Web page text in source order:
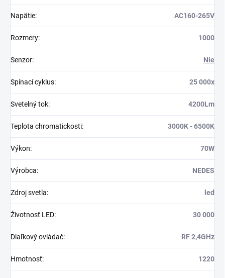
Napätie: AC160-265V
Rozmery: 1000
Senzor: Nie
Spínací cyklus: 25 000x
Svetelný tok: 4200Lm
Teplota chromatickosti: 3000K - 6500K
Výkon: 70W
Výrobca: NEDES
Zdroj svetla: led
Životnosť LED: 30 000
Diaľkový ovládač: RF 2,4GHz
Hmotnosť: 1220